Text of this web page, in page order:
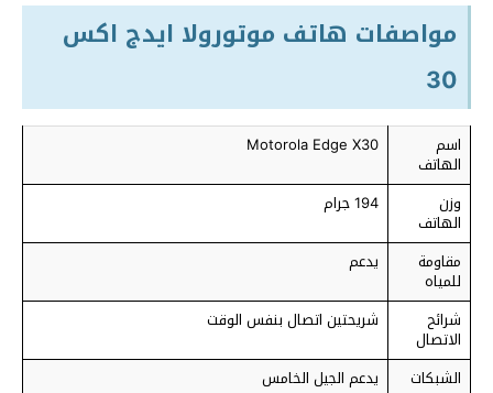
مواصفات هاتف موتورولا ايدج اكس
30
اسم
الهاتف
Motorola Edge X30
وزن
الهاتف
194 جرام
مقاومة
للمياه
يدعم
شرائح
الاتصال
شريحتين اتصال بنفس الوقت
الشبكات
يدعم الجيل الخامس